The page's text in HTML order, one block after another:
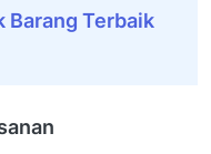
Barang Terbaik